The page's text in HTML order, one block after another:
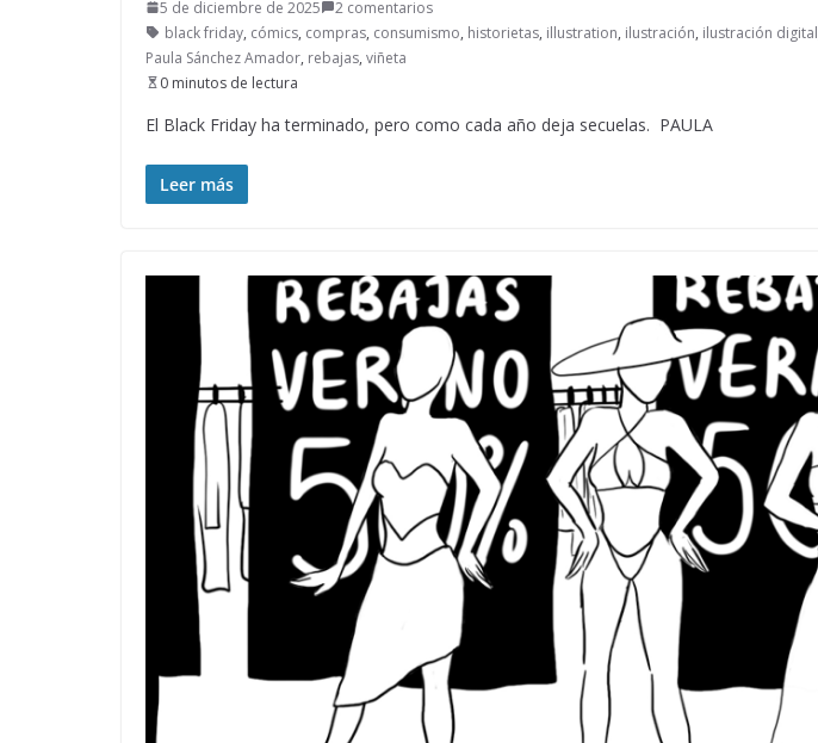
5 de diciembre de 2025
2 comentarios
black friday, cómics, compras, consumismo, historietas, illustration, ilustración, ilustración digital
Paula Sánchez Amador, rebajas, viñeta
0 minutos de lectura
El Black Friday ha terminado, pero como cada año deja secuelas. PAULA
Leer más